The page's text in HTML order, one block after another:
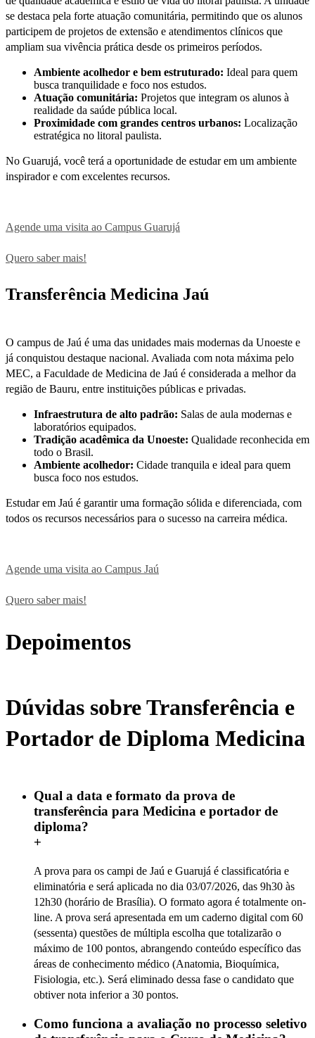
se destaca pela forte atuação comunitária, permitindo que os alunos
participem de projetos de extensão e atendimentos clínicos que
ampliam sua vivência prática desde os primeiros períodos.
Ambiente acolhedor e bem estruturado: Ideal para quem
busca tranquilidade e foco nos estudos.
Atuação comunitária: Projetos que integram os alunos à
realidade da saúde pública local.
Proximidade com grandes centros urbanos: Localização
estratégica no litoral paulista.
No Guarujá, você terá a oportunidade de estudar em um ambiente
inspirador e com excelentes recursos.
Agende uma visita ao Campus Guarujá
Quero saber mais!
Transferência Medicina Jaú
O campus de Jaú é uma das unidades mais modernas da Unoeste e
já conquistou destaque nacional. Avaliada com nota máxima pelo
MEC, a Faculdade de Medicina de Jaú é considerada a melhor da
região de Bauru, entre instituições públicas e privadas.
Infraestrutura de alto padrão: Salas de aula modernas e
laboratórios equipados.
Tradição acadêmica da Unoeste: Qualidade reconhecida em
todo o Brasil.
Ambiente acolhedor: Cidade tranquila e ideal para quem
busca foco nos estudos.
Estudar em Jaú é garantir uma formação sólida e diferenciada, com
todos os recursos necessários para o sucesso na carreira médica.
Agende uma visita ao Campus Jaú
Quero saber mais!
Depoimentos
Dúvidas sobre Transferência e
Portador de Diploma Medicina
Qual a data e formato da prova de
transferência para Medicina e portador de
diploma?
+
A prova para os campi de Jaú e Guarujá é classificatória e
eliminatória e será aplicada no dia 03/07/2026, das 9h30 às
12h30 (horário de Brasília). O formato agora é totalmente on-
line. A prova será apresentada em um caderno digital com 60
(sessenta) questões de múltipla escolha que totalizarão o
máximo de 100 pontos, abrangendo conteúdo específico das
áreas de conhecimento médico (Anatomia, Bioquímica,
Fisiologia, etc.). Será eliminado dessa fase o candidato que
obtiver nota inferior a 30 pontos.
Como funciona a avaliação no processo seletivo